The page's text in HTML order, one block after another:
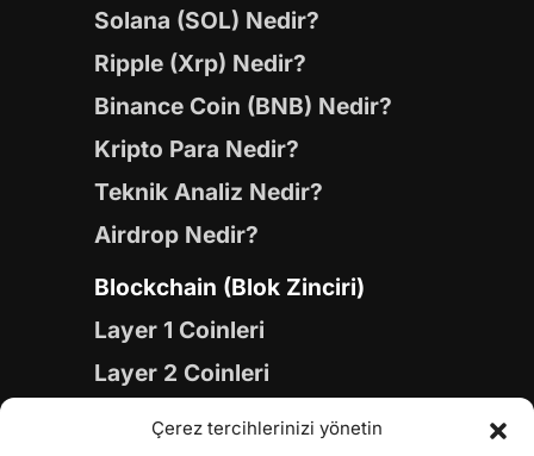
Çerez tercihlerinizi yönetin
Solana (SOL) Nedir?
Ripple (Xrp) Nedir?
Binance Coin (BNB) Nedir?
Kripto Para Nedir?
Teknik Analiz Nedir?
Airdrop Nedir?
Blockchain (Blok Zinciri)
Layer 1 Coinleri
Layer 2 Coinleri
Yapay Zeka (AI) Coinleri